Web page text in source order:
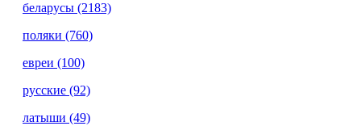
беларусы (2183)
поляки (760)
евреи (100)
русские (92)
латыши (49)